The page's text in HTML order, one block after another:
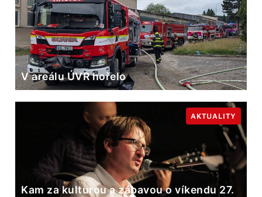
V areálu ÚVR hořelo
Kam za kulturou a zábavou o víkendu 27.
AKTUALITY